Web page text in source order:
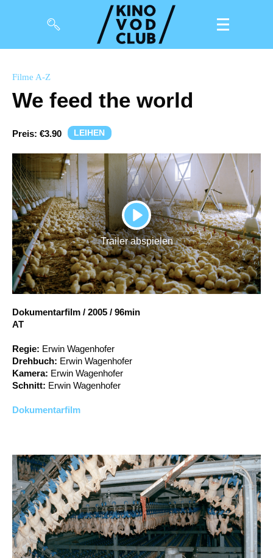
Magazin
Kuratierungen
So geht’s
Filmpakete
Gutscheine
& Filmpässe
Account
Filme A-Z
We feed the world
Preis: €3.90 LEIHEN
PLAY
Trailer abspielen
Dokumentarfilm / 2005 / 96min
AT
Regie: Erwin Wagenhofer
Drehbuch: Erwin Wagenhofer
Kamera: Erwin Wagenhofer
Schnitt: Erwin Wagenhofer
Dokumentarfilm